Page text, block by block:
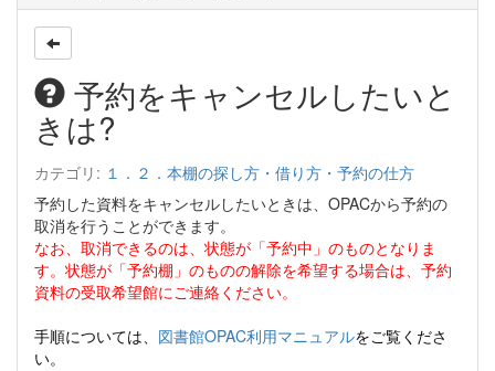
予約をキャンセルしたいと
きは?
カテゴリ: １．２．本棚の探し方・借り方・予約の仕方
予約した資料をキャンセルしたいときは、OPACから予約の
取消を行うことができます。
なお、取消できるのは、状態が「予約中」のものとなりま
す。状態が「予約棚」のものの解除を希望する場合は、予約
資料の受取希望館にご連絡ください。
手順については、 図書館OPAC利用マニュアルをご覧くださ
い。